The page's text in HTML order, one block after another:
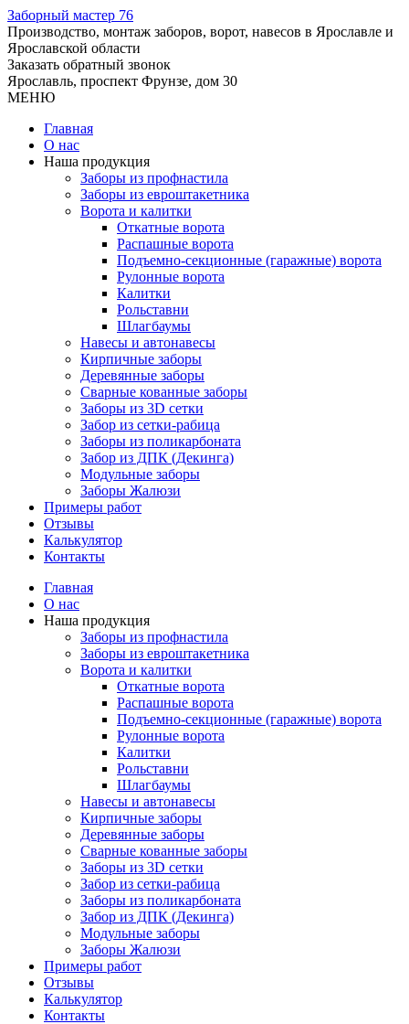
Заборный мастер 76
Производство, монтаж заборов, ворот, навесов в Ярославле и
Ярославской области
Заказать обратный звонок
Ярославль, проспект Фрунзе, дом 30
МЕНЮ
Главная
О нас
Наша продукция
Заборы из профнастила
Заборы из евроштакетника
Ворота и калитки
Откатные ворота
Распашные ворота
Подъемно-секционные (гаражные) ворота
Рулонные ворота
Калитки
Рольставни
Шлагбаумы
Навесы и автонавесы
Кирпичные заборы
Деревянные заборы
Сварные кованные заборы
Заборы из 3D сетки
Забор из сетки-рабица
Заборы из поликарбоната
Забор из ДПК (Декинга)
Модульные заборы
Заборы Жалюзи
Примеры работ
Отзывы
Калькулятор
Контакты
Главная
О нас
Наша продукция
Заборы из профнастила
Заборы из евроштакетника
Ворота и калитки
Откатные ворота
Распашные ворота
Подъемно-секционные (гаражные) ворота
Рулонные ворота
Калитки
Рольставни
Шлагбаумы
Навесы и автонавесы
Кирпичные заборы
Деревянные заборы
Сварные кованные заборы
Заборы из 3D сетки
Забор из сетки-рабица
Заборы из поликарбоната
Забор из ДПК (Декинга)
Модульные заборы
Заборы Жалюзи
Примеры работ
Отзывы
Калькулятор
Контакты